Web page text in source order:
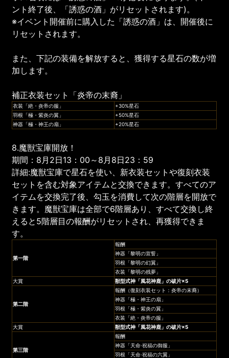
ント終了後、「誘惑の酒」がリセットされます)。
※イベント開催前に購入した「誘惑の酒」は、開催後に
リセットされます。
また、下記の装備を解放すると、獲得する星石の数が増
加します。
補正衣装セット「炎帝の末裔」
衣装「絶・炎帝の服」
+30%星石
羽根「極・紫炎の翼」
+50%星石
神器「極・神王の扇」
+20%星石
8.魔獣宝庫開放！
期間：8月2日13：00～8月8日23：59
詳細:魔獣宝庫で星石を使い、新衣装セットや復刻衣装
セットを含む対象アイテムと交換できます。すべてのア
イテムを交換完了後、勾玉を消費して次の階層を開放で
きます。魔獣宝庫は全部で6階層あり、すべて交換し終
えると5階層目の報酬がリセットされ、再獲得できま
す。
第一階
報酬
神器「黎明の宣誓」
羽根「黎明の幻翼」
衣装「黎明の残夢」
大賞
獣型式神 「風花神鹿 」の破片×5
第二階
報酬（復刻衣装セット：炎帝の末裔）
神器「極・神王の扇」
羽根「極・紫炎の翼」
衣装「絶・炎帝の服」
大賞
獣型式神 「風花神鹿 」の破片×5
第三階
報酬
神器「天命·祝福の御服」
羽根「天命·祝福の六翼」